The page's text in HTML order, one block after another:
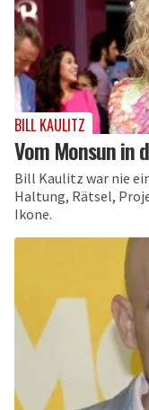
BILL KAULITZ
Vom Monsun in
Bill Kaulitz war nie
Haltung, Rätsel,
Ikone.